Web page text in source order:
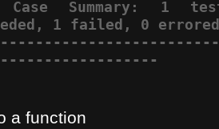
Case Summary: 1
1 failed, 0
a function